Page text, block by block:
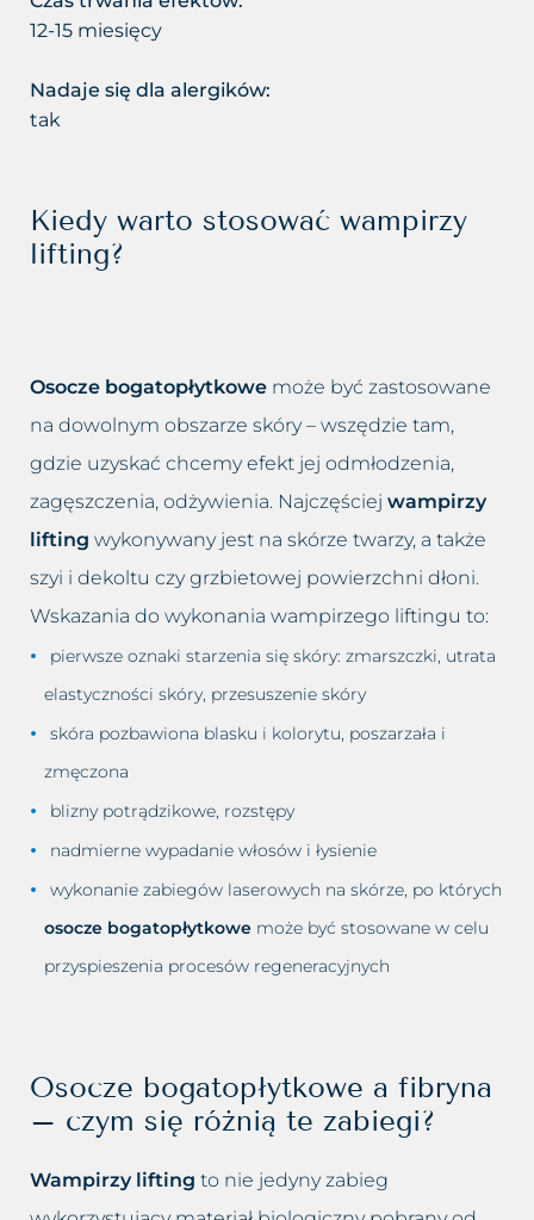
12-15 miesięcy
Nadaje się dla alergików:
tak
Kiedy warto stosować wampirzy
lifting?
Osocze bogatopłytkowe może być zastosowane
na dowolnym obszarze skóry – wszędzie tam,
gdzie uzyskać chcemy efekt jej odmłodzenia,
zagęszczenia, odżywienia. Najczęściej wampirzy
lifting wykonywany jest na skórze twarzy, a także
szyi i dekoltu czy grzbietowej powierzchni dłoni.
Wskazania do wykonania wampirzego liftingu to:
pierwsze oznaki starzenia się skóry: zmarszczki, utrata
elastyczności skóry, przesuszenie skóry
skóra pozbawiona blasku i kolorytu, poszarzała i
zmęczona
blizny potrądzikowe, rozstępy
nadmierne wypadanie włosów i łysienie
wykonanie zabiegów laserowych na skórze, po których
osocze bogatopłytkowe może być stosowane w celu
przyspieszenia procesów regeneracyjnych
Osocze bogatopłytkowe a fibryna
– czym się różnią te zabiegi?
Wampirzy lifting to nie jedyny zabieg